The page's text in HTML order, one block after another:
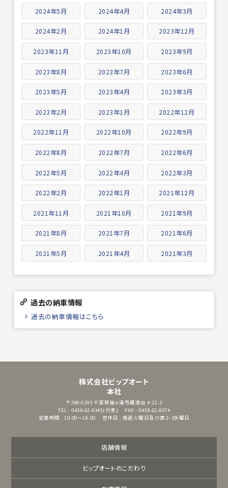
2024年5月 2024年4月 2024年3月
2024年2月 2024年1月 2023年12月
2023年11月 2023年10月 2023年9月
2023年8月 2023年7月 2023年6月
2023年5月 2023年4月 2023年3月
2023年2月 2023年1月 2022年12月
2022年11月 2022年10月 2022年9月
2022年8月 2022年7月 2022年6月
2022年5月 2022年4月 2022年3月
2022年2月 2022年1月 2021年12月
2021年11月 2021年10月 2021年9月
2021年8月 2021年7月 2021年6月
2021年5月 2021年4月 2021年3月
過去の納車情報
過去の納車情報はこちら
株式会社ビップオート
本社
〒299-0245 千葉県袖ヶ浦市蔵波台 4-21-3
TEL : 0438-62-8345(代表)
FAX : 0438-62-8574
営業時間 : 10:00～18:00
定休日 : 毎週火曜日及び第2・3水曜日
店舗情報
ビップオートのこだわり